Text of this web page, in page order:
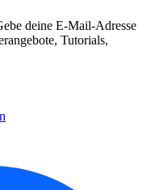
deine E-Mail-Adresse
Tutorials,